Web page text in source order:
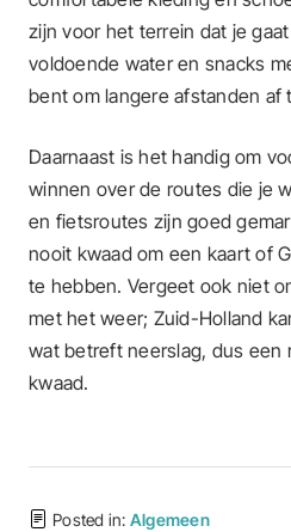
zijn voor het terrein dat je
voldoende water en snacks
bent om langere afstanden af
Daarnaast is het handig om
winnen over de routes die je
en fietsroutes zijn goed
nooit kwaad om een kaart of
te hebben. Vergeet ook niet
met het weer; Zuid-Holland
wat betreft neerslag, dus een
kwaad.
Posted in: Algemeen